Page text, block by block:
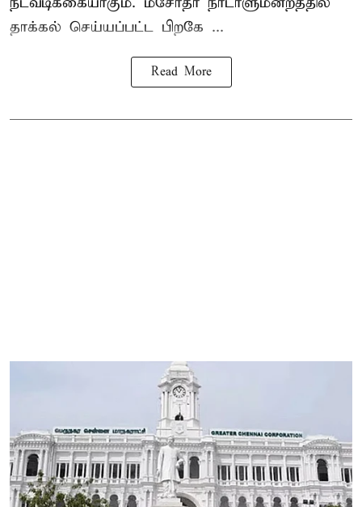
தாக்கல் செய்யப்பட்ட பிறகே ...
Read More